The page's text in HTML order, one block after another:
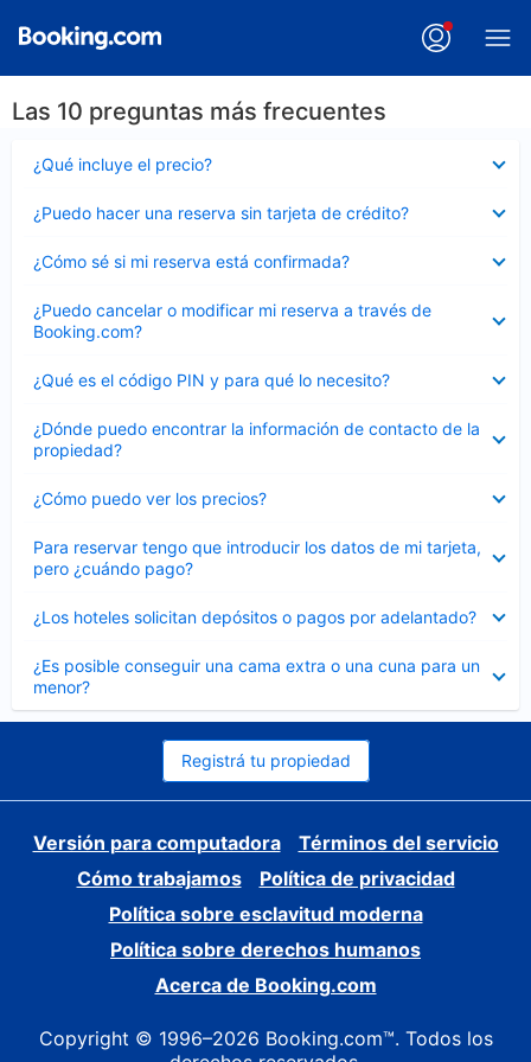
Las 10 preguntas más frecuentes
¿Qué incluye el precio?
cerrado
¿Puedo hacer una reserva sin tarjeta de crédito?
cerrado
¿Cómo sé si mi reserva está confirmada?
cerrado
¿Puedo cancelar o modificar mi reserva a través de
Booking.com?
cerrado
¿Qué es el código PIN y para qué lo necesito?
cerrado
¿Dónde puedo encontrar la información de contacto de la
propiedad?
cerrado
¿Cómo puedo ver los precios?
cerrado
Para reservar tengo que introducir los datos de mi tarjeta,
pero ¿cuándo pago?
cerrado
¿Los hoteles solicitan depósitos o pagos por adelantado?
cerrado
¿Es posible conseguir una cama extra o una cuna para un
menor?
cerrado
Registrá tu propiedad
Versión para computadora
Términos del servicio
Cómo trabajamos
Política de privacidad
Política sobre esclavitud moderna
Política sobre derechos humanos
Acerca de Booking.com
Copyright © 1996–2026 Booking.com™. Todos los